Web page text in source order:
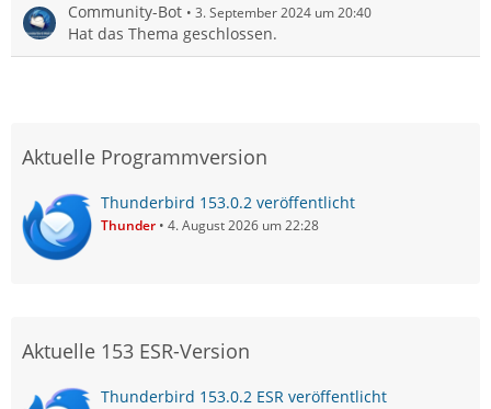
Community-Bot 3. September 2024 um 20:40
Hat das Thema geschlossen.
Aktuelle Programmversion
Thunderbird 153.0.2 veröffentlicht
Thunder 4. August 2026 um 22:28
Aktuelle 153 ESR-Version
Thunderbird 153.0.2 ESR veröffentlicht